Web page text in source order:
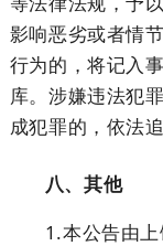
影响恶劣或者情
行为的，将记入
库。涉嫌违法犯
成犯罪的，依法
八、其他
1.本公告由